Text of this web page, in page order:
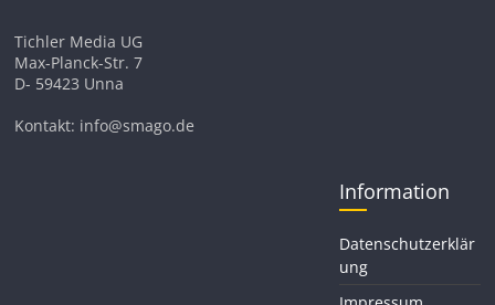
Tichler Media UG
Max-Planck-Str. 7
D- 59423 Unna
Kontakt: info@smago.de
Information
Datenschutzerklär
ung